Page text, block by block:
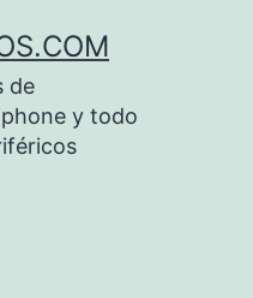
de
y todo